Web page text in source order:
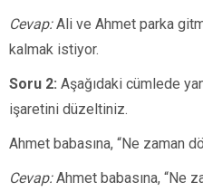
Cevap:Ali ve Ahmet parka
kalmak istiyor.
Soru 2: Aşağıdaki cümlede
işaretini düzeltiniz.
Ahmet babasına, “Ne zaman
Cevap:Ahmet babasına, “Ne